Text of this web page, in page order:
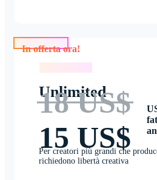
Unlimited
18 US$
15 US$
Per creatori più grandi che
richiedono libertà creativa